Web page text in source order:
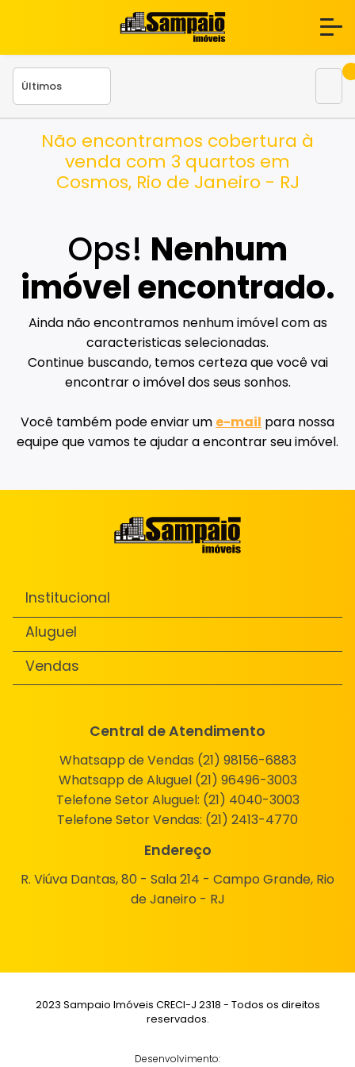
Não encontramos cobertura à
venda com 3 quartos em
Cosmos, Rio de Janeiro - RJ
Ops! Nenhum
imóvel encontrado.
Ainda não encontramos nenhum imóvel com as
caracteristicas selecionadas.
Continue buscando, temos certeza que você vai
encontrar o imóvel dos seus sonhos.
Você também pode enviar um e-mail para nossa
equipe que vamos te ajudar a encontrar seu imóvel.
Institucional
Aluguel
Vendas
Central de Atendimento
Whatsapp de Vendas (21) 98156-6883
Whatsapp de Aluguel (21) 96496-3003
Telefone Setor Aluguel: (21) 4040-3003
Telefone Setor Vendas: (21) 2413-4770
Endereço
R. Viúva Dantas, 80 - Sala 214 - Campo Grande, Rio
de Janeiro - RJ
2023 Sampaio Imóveis CRECI-J 2318 - Todos os direitos
reservados.
Desenvolvimento: